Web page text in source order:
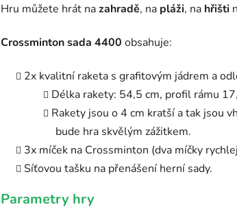
Hru můžete hrát nazahradě, na pláži, na hřišti
Crossminton sada 4400 obsahuje:
2x kvalitní raketa s grafitovým jádrem a
Délka rakety: 54,5 cm, profil rámu
Rakety jsou o 4 cm kratší a tak jsou
bude hra skvělým zážitkem.
3x míček na Crossminton (dva míčky
Síťovou tašku na přenášení herní sady.
Parametry hry